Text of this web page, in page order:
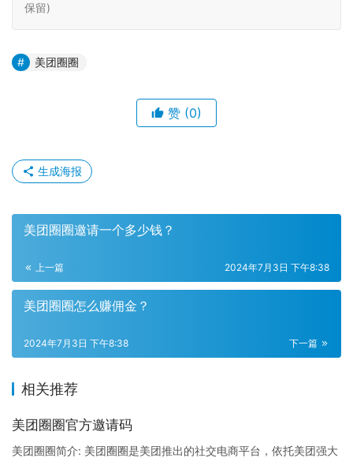
保留)
美团圈圈
赞 (0)
生成海报
美团圈圈邀请一个多少钱？
上一篇 2024年7月3日 下午8:38
美团圈圈怎么赚佣金？
下一篇
2024年7月3日 下午8:38
相关推荐
美团圈圈官方邀请码
美团圈圈简介: 美团圈圈是美团推出的社交电商平台，依托美团强大